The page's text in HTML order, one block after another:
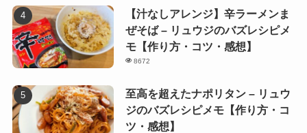
【汁なしアレンジ】辛ラーメンま
ぜそば – リュウジのバズレシピメ
モ【作り方・コツ・感想】
8672
至高を超えたナポリタン – リュウ
ジのバズレシピメモ【作り方・コ
ツ・感想】